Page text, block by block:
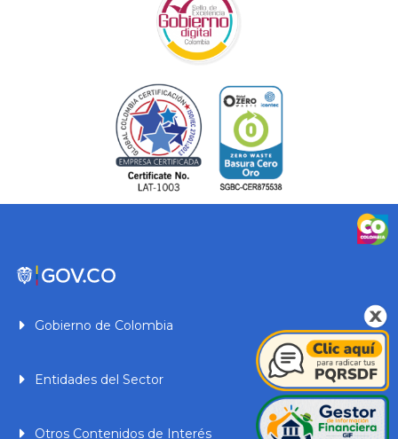
Gobierno de Colombia
Entidades del Sector
Otros Contenidos de Interés